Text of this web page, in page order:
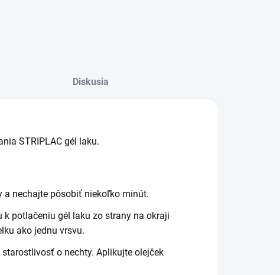
Diskusia
STRIPLAC gél laku.
a nechajte pôsobiť niekoľko minút.
k potlačeniu gél laku zo strany na okraji
ako jednu vrsvu.
o nechty. Aplikujte olejček